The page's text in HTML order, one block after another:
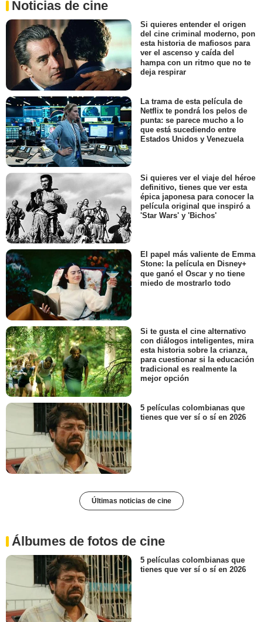
Noticias de cine
Si quieres entender el origen
del cine criminal moderno, pon
esta historia de mafiosos para
ver el ascenso y caída del
hampa con un ritmo que no te
deja respirar
La trama de esta película de
Netflix te pondrá los pelos de
punta: se parece mucho a lo
que está sucediendo entre
Estados Unidos y Venezuela
Si quieres ver el viaje del héroe
definitivo, tienes que ver esta
épica japonesa para conocer la
película original que inspiró a
'Star Wars' y 'Bichos'
El papel más valiente de Emma
Stone: la película en Disney+
que ganó el Oscar y no tiene
miedo de mostrarlo todo
Si te gusta el cine alternativo
con diálogos inteligentes, mira
esta historia sobre la crianza,
para cuestionar si la educación
tradicional es realmente la
mejor opción
5 películas colombianas que
tienes que ver sí o sí en 2026
Últimas noticias de cine
Álbumes de fotos de cine
5 películas colombianas que
tienes que ver sí o sí en 2026